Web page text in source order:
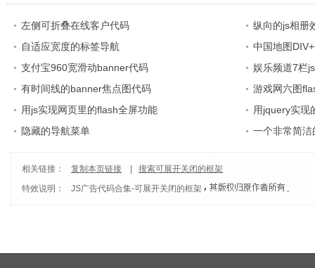
左侧可折叠在线客户代码
纵向的js相册
自适应宽度的标签导航
中国地图
支付宝960宽滑动banner代码
娱乐频道7栏
有时间线的banner焦点图代码
游戏网六图
用js实现网页里的flash全屏功能
用jquery实现
隐藏的导航菜单
一个非常简
相关链接： 复制本页链接
搜索可展开关闭的框架
特效说明：
JS广告代码合集-可展开关闭的框架 。